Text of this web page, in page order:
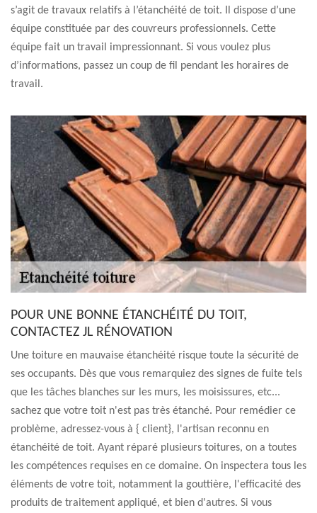
s’agit de travaux relatifs à l’étanchéité de toit. Il dispose d’une
équipe constituée par des couvreurs professionnels. Cette
équipe fait un travail impressionnant. Si vous voulez plus
d’informations, passez un coup de fil pendant les horaires de
travail.
POUR UNE BONNE ÉTANCHÉITÉ DU TOIT,
CONTACTEZ JL RÉNOVATION
Une toiture en mauvaise étanchéité risque toute la sécurité de
ses occupants. Dès que vous remarquiez des signes de fuite tels
que les tâches blanches sur les murs, les moisissures, etc...
sachez que votre toit n'est pas très étanché. Pour remédier ce
problème, adressez-vous à { client}, l'artisan reconnu en
étanchéité de toit. Ayant réparé plusieurs toitures, on a toutes
les compétences requises en ce domaine. On inspectera tous les
éléments de votre toit, notamment la gouttière, l'efficacité des
produits de traitement appliqué, et bien d'autres. Si vous